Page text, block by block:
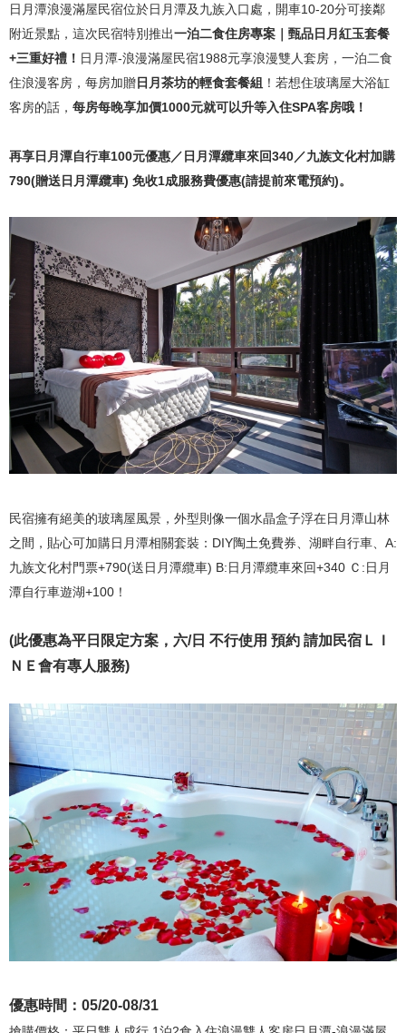
日月潭浪漫滿屋民宿位於日月潭及九族入口處，開車10-20分可接鄰
附近景點，這次民宿特別推出一泊二食住房專案｜甄品日月紅玉套餐
+三重好禮！ 日月潭-浪漫滿屋民宿1988元享浪漫雙人套房，一泊二食
住浪漫客房，每房加贈日月茶坊的輕食套餐組 ！若想住玻璃屋大浴缸
客房的話， 每房每晚享加價1000元就可以升等入住SPA客房哦！
再享日月潭自行車100元優惠／日月潭纜車來回340／九族文化村加購
790(贈送日月潭纜車) 免收1成服務費優惠(請提前來電預約)。
民宿擁有絕美的玻璃屋風景，外型則像一個水晶盒子浮在日月潭山林
之間，貼心可加購日月潭相關套裝：DIY陶土免費券、湖畔自行車、A:
九族文化村門票+790(送日月潭纜車) B:日月潭纜車來回+340 Ｃ:日月
潭自行車遊湖+100！
(此優惠為平日限定方案，六/日 不行使用 預約 請加民宿ＬＩ
ＮＥ會有專人服務)
優惠時間：05/20-08/31